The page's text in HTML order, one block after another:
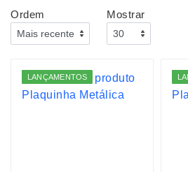
Ordem
Mostrar
LANÇAMENTOS